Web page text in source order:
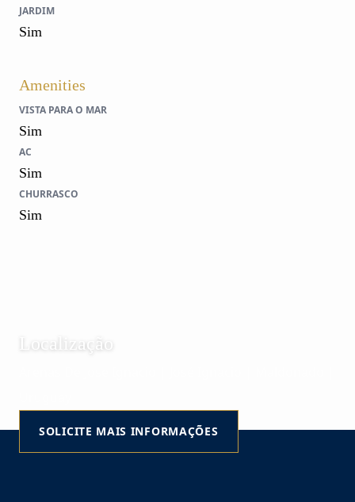
JARDIM
Sim
Amenities
VISTA PARA O MAR
Sim
AC
Sim
CHURRASCO
Sim
Localização
SOLICITE MAIS INFORMAÇÕES